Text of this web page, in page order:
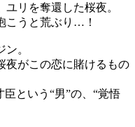
リを奪還した桜夜。
こうと荒ぶり…！
。
夜がこの恋に賭けるもの
臣という“男”の、“覚悟